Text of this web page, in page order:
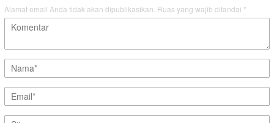
Alamat email Anda tidak akan dipublikasikan. Ruas yang wajib ditandai *